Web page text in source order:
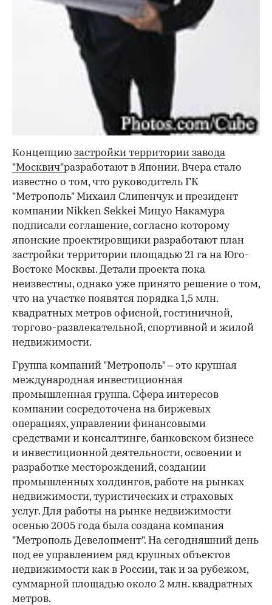
Концепцию застройки территории завода
"Москвич"разработают в Японии. Вчера стало
известно о том, что руководитель ГК
"Метрополь" Михаил Слипенчук и президент
компании Nikken Sekkei Мицуо Накамура
подписали соглашение, согласно которому
японские проектировщики разработают план
застройки территории площадью 21 га на Юго-
Востоке Москвы. Детали проекта пока
неизвестны, однако уже принято решение о том,
что на участке появятся порядка 1,5 млн.
квадратных метров офисной, гостиничной,
торгово-развлекательной, спортивной и жилой
недвижимости.
Группа компаний "Метрополь" – это крупная
международная инвестиционная
промышленная группа. Сфера интересов
компании сосредоточена на биржевых
операциях, управлении финансовыми
средствами и консалтинге, банковском бизнесе
и инвестиционной деятельности, освоении и
разработке месторождений, создании
промышленных холдингов, работе на рынках
недвижимости, туристических и страховых
услуг. Для работы на рынке недвижимости
осенью 2005 года была создана компания
"Метрополь Девелопмент". На сегодняшний день
под ее управлением ряд крупных объектов
недвижимости как в России, так и за рубежом,
суммарной площадью около 2 млн. квадратных
метров.